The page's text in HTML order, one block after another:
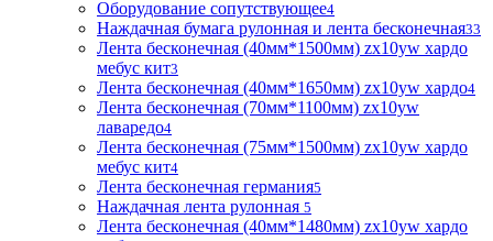
Оборудование сопутствующее4
Наждачная бумага рулонная и лента бесконечная33
Лента бесконечная (40мм*1500мм) zx10yw хардо
мебус кит3
Лента бесконечная (40мм*1650мм) zx10yw хардо4
Лента бесконечная (70мм*1100мм) zx10yw
лаваредо4
Лента бесконечная (75мм*1500мм) zx10yw хардо
мебус кит4
Лента бесконечная германия5
Наждачная лента рулонная 5
Лента бесконечная (40мм*1480мм) zx10yw хардо